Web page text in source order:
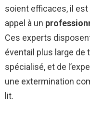
soient efficaces, il
appel à un
Ces experts
éventail plus large de
spécialisé, et de
une extermination
lit.